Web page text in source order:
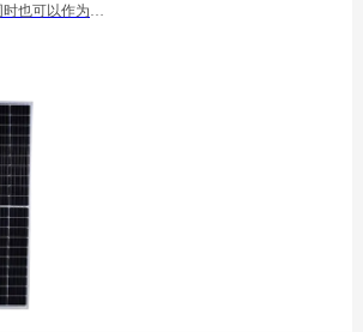
也可以作为光
为原浆制作，